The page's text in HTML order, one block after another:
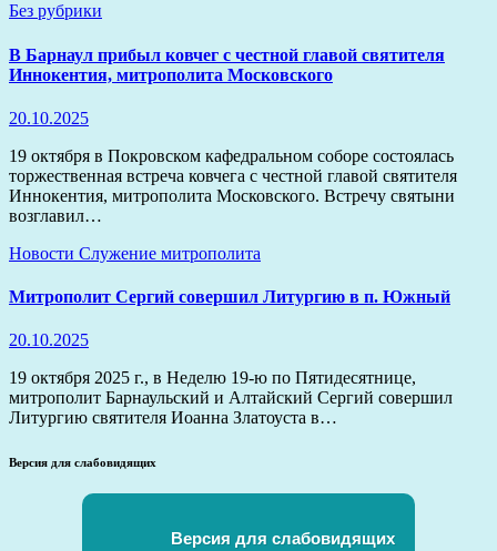
Без рубрики
В Барнаул прибыл ковчег с честной главой святителя
Иннокентия, митрополита Московского
20.10.2025
19 октября в Покровском кафедральном соборе состоялась
торжественная встреча ковчега с честной главой святителя
Иннокентия, митрополита Московского. Встречу святыни
возглавил…
Новости Служение митрополита
Митрополит Сергий совершил Литургию в п. Южный
20.10.2025
19 октября 2025 г., в Неделю 19-ю по Пятидесятнице,
митрополит Барнаульский и Алтайский Сергий совершил
Литургию святителя Иоанна Златоуста в…
Версия для слабовидящих
Версия для слабовидящих